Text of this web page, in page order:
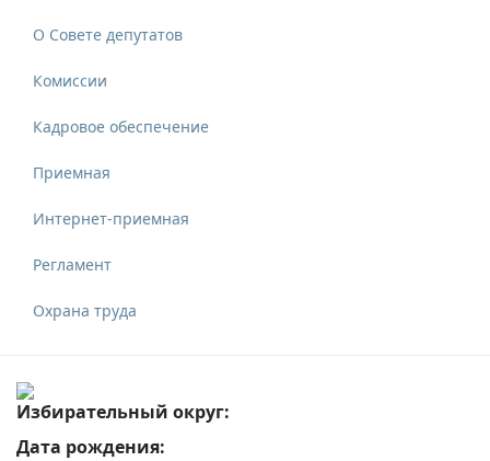
О Совете депутатов
Комиссии
Кадровое обеспечение
Приемная
Интернет-приемная
Регламент
Охрана труда
Избирательный округ:
Дата рождения: